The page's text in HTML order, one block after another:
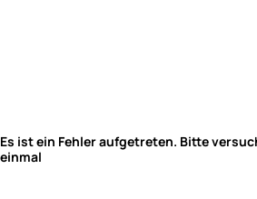
Es ist ein Fehler aufgetreten. Bitte
einmal